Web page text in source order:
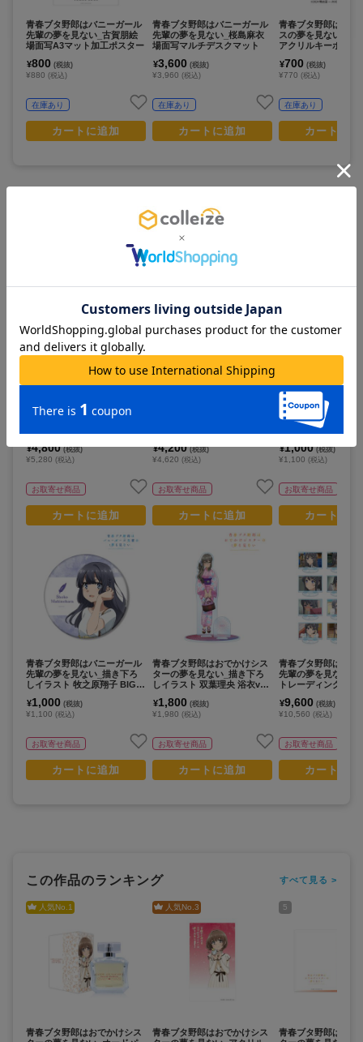
青春ブタ野郎はバニーガール
先輩の夢を見ない_古賀朋絵
場面写A3マット加工ポスター
¥800 (税抜)
¥880 (税込)
在庫あり
カートに追加
青春ブタ野郎はバニーガール
先輩の夢を見ない_桜島麻衣
場面写マルチデスクマット
¥3,600 (税抜)
¥3,960 (税込)
在庫あり
カートに追加
青春ブタ野郎はサン
スの夢を見ない_描
アクリルキーホルダ
¥700 (税抜)
¥770 (税込)
在庫あり
カートに
この商品を見ている人は
こちらの商品もチェックしています
青春ブタ野郎はバニーガール
先輩の夢を見ない_桜島麻衣
¥4,800 (税抜)
¥5,280 (税込)
お取寄せ商品
カートに追加
青春ブタ野郎はバニーガール
先輩の夢を見ない_描き下ろ
しイラスト 牧之原翔子 BIG缶
¥1,000 (税抜)
¥1,100 (税込)
お取寄せ商品
カートに追加
¥4,200 (税抜)
¥4,620 (税込)
お取寄せ商品
カートに追加
青春ブタ野郎はおでかけシス
ターの夢を見ない_描き下ろ
しイラスト 双葉理央 浴衣ver.
ンド
¥1,800 (税抜)
¥1,980 (税込)
お取寄せ商品
カートに追加
青春ブタ野郎はバニ
先輩の夢を見ない_
しイラスト 牧之原
¥1,000 (税抜)
¥1,100 (税込)
お取寄せ商品
カートに
青春ブタ野郎はバニ
先輩の夢を見ない_
トレーディング場面
X)
¥9,600 (税抜)
¥10,560 (税込)
お取寄せ商品
カートに
この作品のランキング すべて見る >
人気No.1
青春ブタ野郎はおでかけシス
人気No.3
青春ブタ野郎はおでかけシス
5
青春ブタ野郎はおで